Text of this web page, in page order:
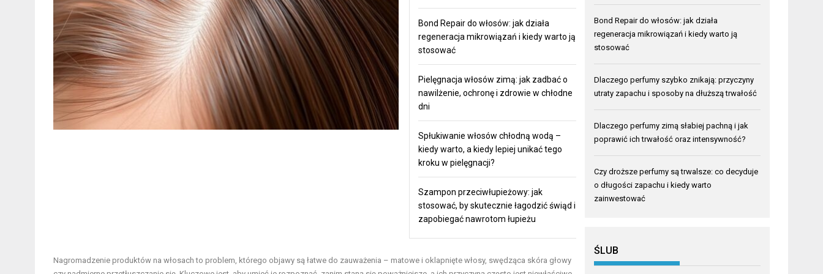
Bond Repair do włosów: jak działa
regeneracja mikrowiązań i kiedy warto ją
stosować
Pielęgnacja włosów zimą: jak zadbać o
nawilżenie, ochronę i zdrowie w chłodne
dni
Spłukiwanie włosów chłodną wodą –
kiedy warto, a kiedy lepiej unikać tego
kroku w pielęgnacji?
Szampon przeciwłupieżowy: jak
stosować, by skutecznie łagodzić świąd i
zapobiegać nawrotom łupieżu
Nagromadzenie produktów na włosach to problem, którego objawy są łatwe do zauważenia – matowe i oklapnięte włosy, swędząca skóra głowy
Bond Repair do włosów: jak działa
regeneracja mikrowiązań i kiedy warto ją
stosować
Dlaczego perfumy szybko znikają: przyczyny
utraty zapachu i sposoby na dłuższą trwałość
Dlaczego perfumy zimą słabiej pachną i jak
poprawić ich trwałość oraz intensywność?
Czy droższe perfumy są trwalsze: co decyduje
o długości zapachu i kiedy warto
zainwestować
ŚLUB